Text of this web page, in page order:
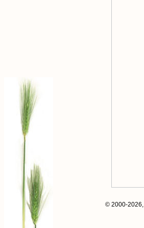
© 2000-2026,